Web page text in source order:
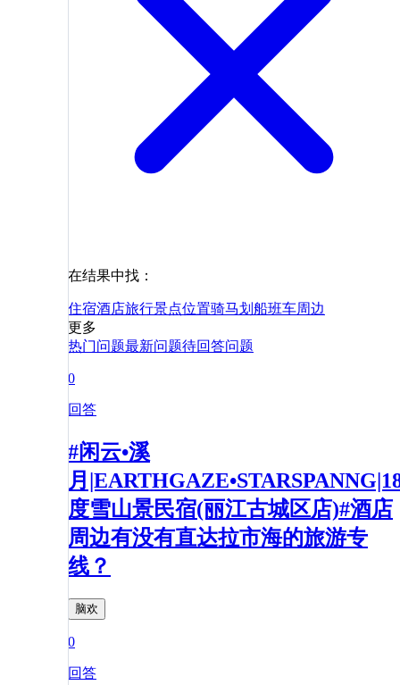
在结果中找：
住宿酒店旅行景点位置骑马划船班车周边
更多
热门问题最新问题待回答问题
0
回答
#闲云•溪
月
度雪山景民宿(丽江古城区店)#酒店
周边有没有直达拉市海的旅游专
线？
脑欢
0
回答